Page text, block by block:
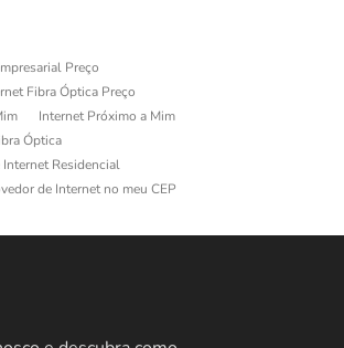
Preço
Fibra Óptica Preço
Internet Próximo a Mim
Óptica
Residencial
de Internet no meu CEP